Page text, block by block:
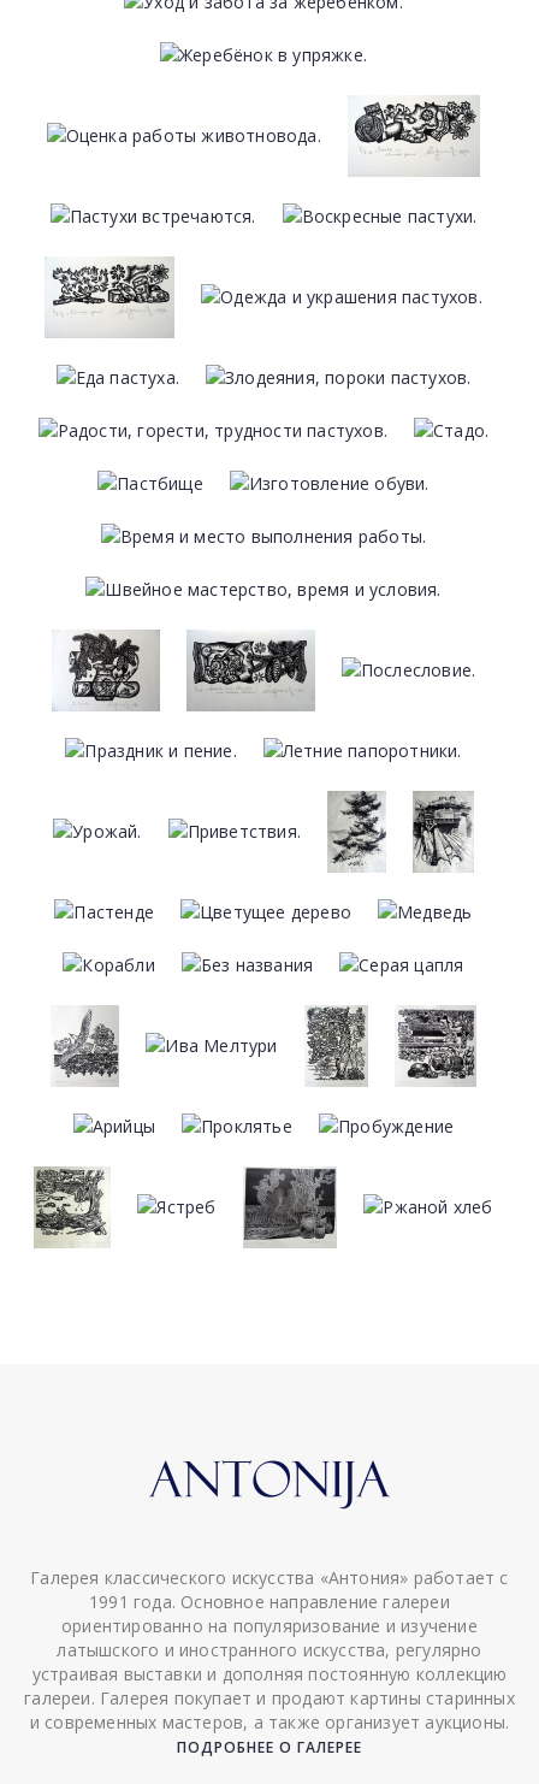
Галерея классического искусства «Антония» работает с
1991 года. Основное направление галереи
ориентированно на популяризование и изучение
латышского и иностранного искусства, регулярно
устраивая выставки и дополняя постоянную коллекцию
галереи. Галерея покупает и продают картины старинных
и современных мастеров, а также организует аукционы.
ПОДРОБНЕЕ О ГАЛЕРЕЕ